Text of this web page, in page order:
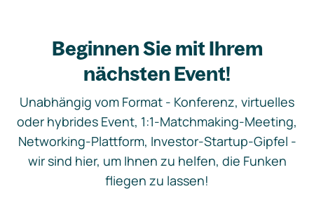
Beginnen Sie mit Ihrem
nächsten Event!
Unabhängig vom Format - Konferenz, virtuelles
oder hybrides Event, 1:1-Matchmaking-Meeting,
Networking-Plattform, Investor-Startup-Gipfel -
wir sind hier, um Ihnen zu helfen, die Funken
fliegen zu lassen!